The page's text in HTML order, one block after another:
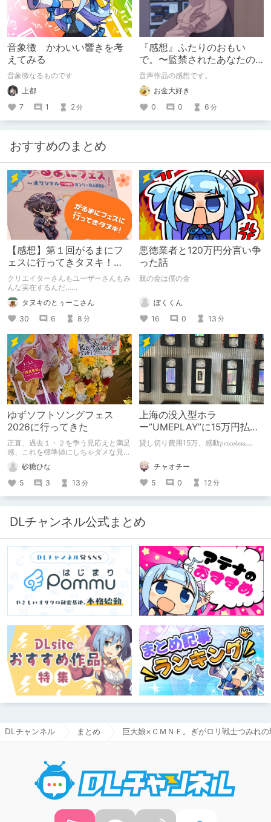
音象徴 かわいい響きを考
えてみる
音象徴なるものです
上都
7
1 2分
『感想』ふたりのおもい
で。〜監禁されたあなたの
末路〜【がるまに限定特典
付き】
音声作品の感想です。
お金大好き
0
0 6 分
おすすめのまとめ
【感想】第１回がるまにフ
ェスに行ってきタヌキ！
【レポ】
クリエイターさんもユーザーさんもみ
んな実在するんだ……
タヌキのとぅーこさん
30
6 8 分
悪徳業者と120万円分言い争
った話
親の金は僕の金
ぼくくん
16
0 13 分
ゆずソフトソングフェス
2026に行ってきた
正直、過去１・２を争う見応えと満足
感、これを標準値にしちゃダメな見本
砂糖ひな
5
3 13 分
上海の没入型ホラ
ー”UMEPLAY”に15万円払っ
たら、2作品とも号泣した※
貸し切り費用15万、感動𝓹𝓻𝓲𝓬𝓮𝓵𝓮𝓼𝓼....
チャオチー
5
0 12分
DLチャンネル公式まとめ
DLチャンネル まとめ 巨大娘×ＣＭＮＦ。ぎがロリ戦士つみれ